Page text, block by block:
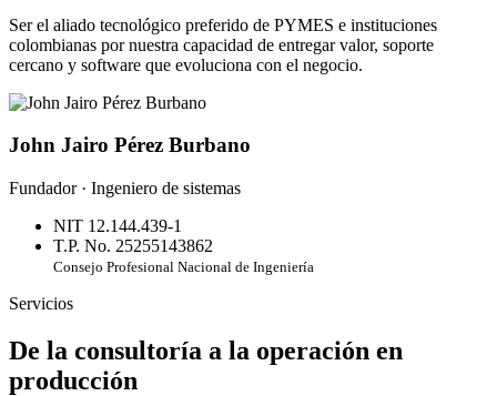
Ser el aliado tecnológico preferido de PYMES e instituciones
colombianas por nuestra capacidad de entregar valor, soporte
cercano y software que evoluciona con el negocio.
John Jairo Pérez Burbano
Fundador · Ingeniero de sistemas
NIT 12.144.439-1
T.P. No. 25255143862
Consejo Profesional Nacional de Ingeniería
Servicios
De la consultoría a la operación en
producción